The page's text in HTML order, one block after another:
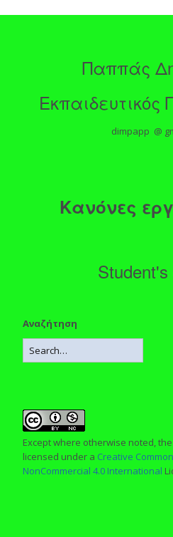
Παππάς
Εκπαιδευτικός
dimpapp @
Κανόνες
Αναζήτηση
Except where otherwise noted,
licensed under a Creative
NonCommercial 4.0 International